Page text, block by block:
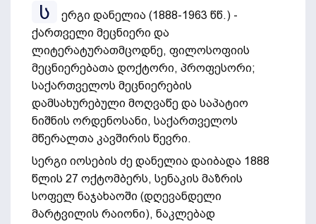
ს
ერგი დანელია (1888-1963 წწ.) -
ქართველი მეცნიერი და
ლიტერატურათმცოდნე, ფილოსოფიის
მეცნიერებათა დოქტორი, პროფესორი;
საქართველოს მეცნიერების
დამსახურებული მოღვაწე და საპატიო
ნიშნის ორდენოსანი, საქართველოს
მწერალთა კავშირის წევრი.
სერგი იოსების ძე დანელია დაიბადა 1888
წლის 27 ოქტომბერს, სენაკის მაზრის
სოფელ ნაჯახაოში (დღევანდელი
მარტვილის რაიონი), ნაკლებად